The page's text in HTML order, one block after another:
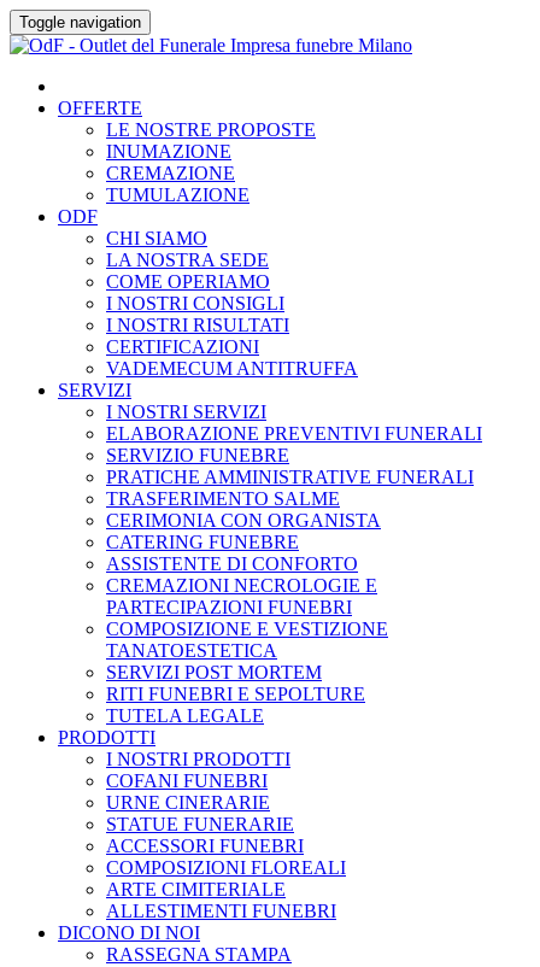
Skip
to
Toggle navigation
OFFERTE
LE NOSTRE PROPOSTE
INUMAZIONE
CREMAZIONE
TUMULAZIONE
ODF
CHI SIAMO
LA NOSTRA SEDE
COME OPERIAMO
I NOSTRI CONSIGLI
I NOSTRI RISULTATI
CERTIFICAZIONI
VADEMECUM ANTITRUFFA
SERVIZI
I NOSTRI SERVIZI
ELABORAZIONE PREVENTIVI FUNERALI
SERVIZIO FUNEBRE
PRATICHE AMMINISTRATIVE FUNERALI
TRASFERIMENTO SALME
CERIMONIA CON ORGANISTA
CATERING FUNEBRE
ASSISTENTE DI CONFORTO
CREMAZIONI NECROLOGIE E
PARTECIPAZIONI FUNEBRI
COMPOSIZIONE E VESTIZIONE
TANATOESTETICA
SERVIZI POST MORTEM
RITI FUNEBRI E SEPOLTURE
TUTELA LEGALE
PRODOTTI
I NOSTRI PRODOTTI
COFANI FUNEBRI
URNE CINERARIE
STATUE FUNERARIE
ACCESSORI FUNEBRI
COMPOSIZIONI FLOREALI
ARTE CIMITERIALE
ALLESTIMENTI FUNEBRI
DICONO DI NOI
RASSEGNA STAMPA